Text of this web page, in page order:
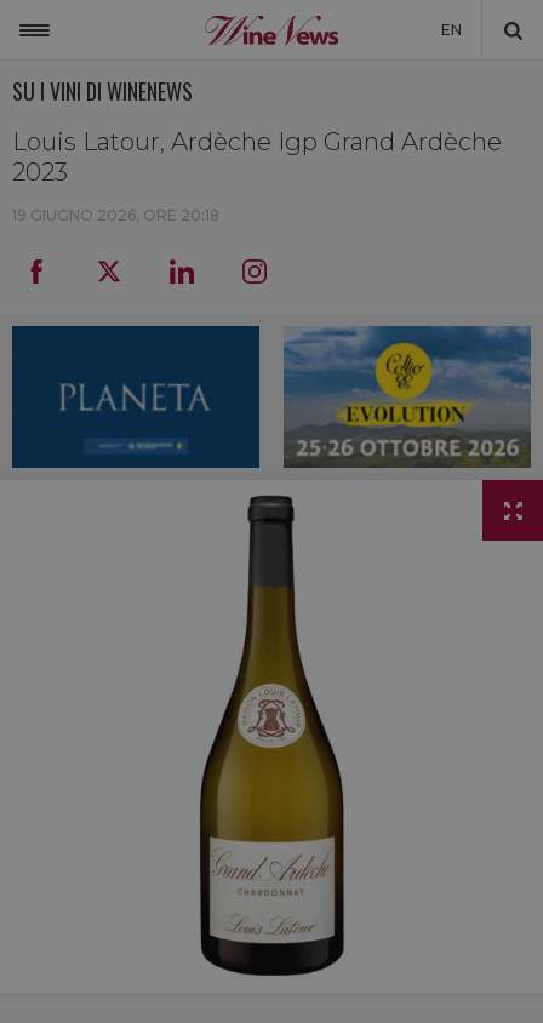
EN
MONDO
LA CANTINA DI WINENEWS
DICONO DI NOI
WINENEWS TV
SU I VINI DI WINENEWS
Louis Latour, Ardèche Igp Grand Ardèche
2023
19 GIUGNO 2026, ORE 20:18